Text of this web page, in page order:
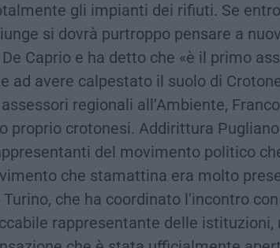
gli impianti dei rifiuti. Se
si dovrà purtroppo pensare a
Caprio e ha detto che «è il primo
ad avere calpestato il suolo di
regionali all’Ambiente,
proprio crotonesi. Addirittura
del movimento politico
che stamattina era molto
che ha coordinato l’incontro
rappresentante delle istituzioni,